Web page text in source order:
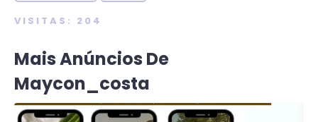
VISITAS: 204
Mais Anúncios De
Maycon_costa